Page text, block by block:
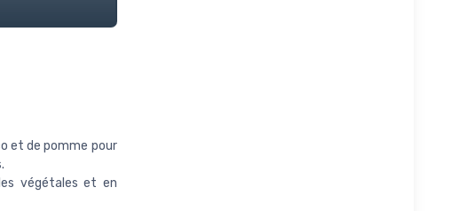
et de pomme pour
végétales et en